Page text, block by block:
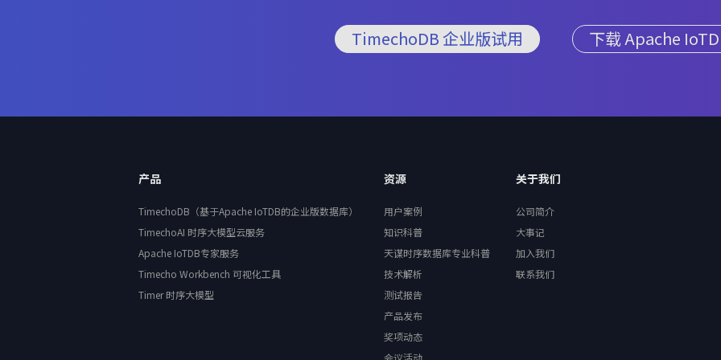
TimechoDB 企业版试用 下载 Apache
产品
TimechoDB（基于Apache IoTDB的企业版数据库）
TimechoAI 时序大模型云服务
Apache IoTDB专家服务
Timecho Workbench 可视化工具
Timer 时序大模型
资源
用户案例
知识科普
天谋时序数据库专业科普
技术解析
测试报告
产品发布
奖项动态
会议活动
关于我们
公司简介
大事记
加入我们
联系我们